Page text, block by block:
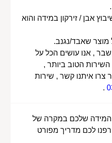
אבן / זירקון במידה והוא
שאבד/נגנב.
, אנו עושים הכל על
הטוב ביותר ,
איתנו קשר , שירות
.
המידה שלכם במקרה של
לכם מדריך מפורט